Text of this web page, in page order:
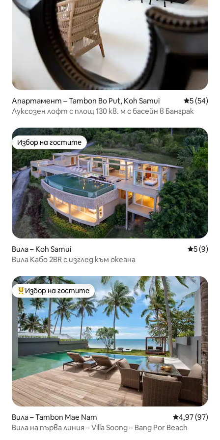
Апартамент – Tambon Bo Put, Koh Samui Средна
5 (54)
Луксозен лофт с площ 130 кв. м с басейн в Банграк
Избор на гостите
Избор на гостите
Вила – Koh Samui Средна
5 (9)
Вила Кабо 2BR с изглед към океана
Най-популярен избор на гостите
Избор на гостите
Вила – Tambon Mae Nam Средна
4,97 (97)
Вила на първа линия – Villa Soong – Bang Por Beach